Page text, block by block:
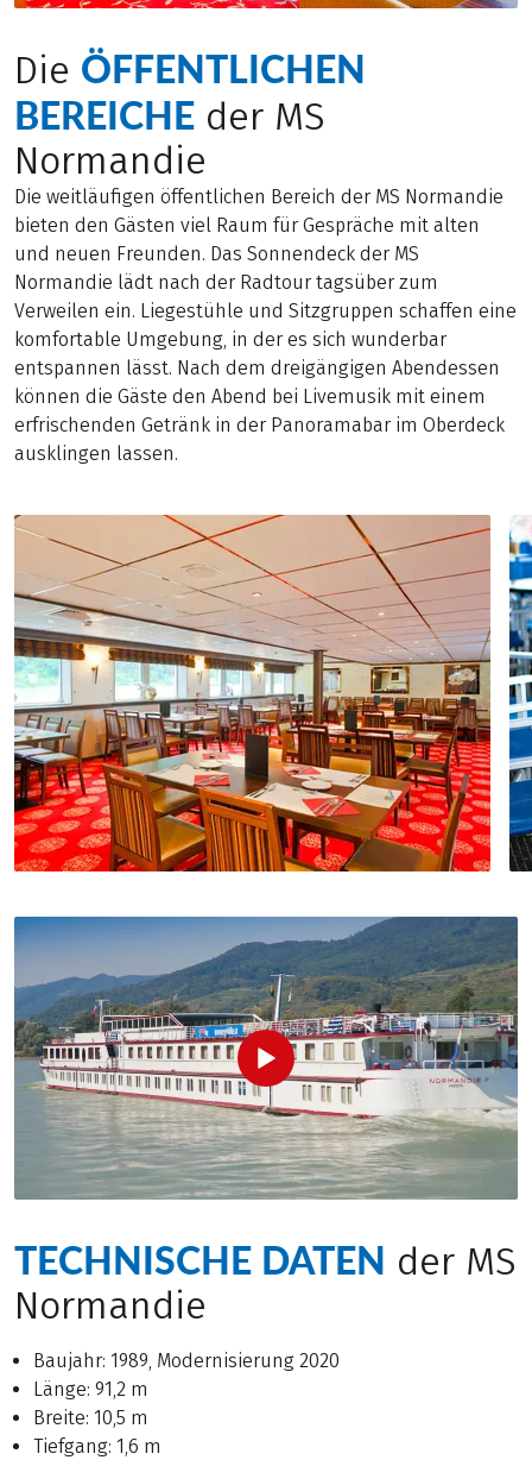
Die ÖFFENTLICHEN
BEREICHE der MS
Normandie
Die weitläufigen öffentlichen Bereich der MS Normandie
bieten den Gästen viel Raum für Gespräche mit alten
und neuen Freunden. Das Sonnendeck der MS
Normandie lädt nach der Radtour tagsüber zum
Verweilen ein. Liegestühle und Sitzgruppen schaffen eine
komfortable Umgebung, in der es sich wunderbar
entspannen lässt. Nach dem dreigängigen Abendessen
können die Gäste den Abend bei Livemusik mit einem
erfrischenden Getränk in der Panoramabar im Oberdeck
ausklingen lassen.
TECHNISCHE DATEN der MS
Normandie
Baujahr: 1989, Modernisierung 2020
Länge: 91,2 m
Breite: 10,5 m
Tiefgang: 1,6 m